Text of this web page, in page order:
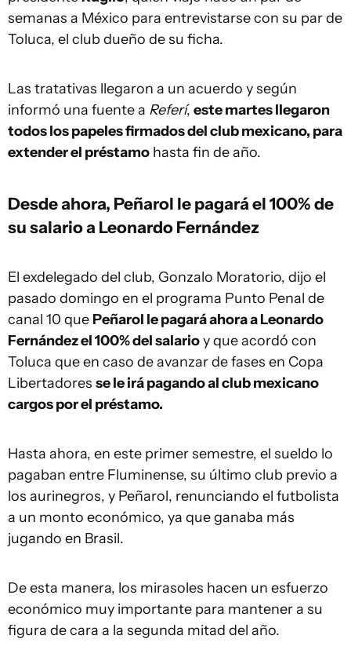
semanas a México para entrevistarse con su par de
Toluca, el club dueño de su ficha.
Las tratativas llegaron a un acuerdo y según
informó una fuente a Referí, este martes llegaron
todos los papeles firmados del club mexicano, para
extender el préstamo hasta fin de año.
Desde ahora, Peñarol le pagará el 100% de
su salario a Leonardo Fernández
El exdelegado del club, Gonzalo Moratorio, dijo el
pasado domingo en el programa Punto Penal de
canal 10 que Peñarol le pagará ahora a Leonardo
Fernández el 100% del salarioy que acordó con
Toluca que en caso de avanzar de fases en Copa
Libertadores se le irá pagando al club mexicano
cargos por el préstamo.
Hasta ahora, en este primer semestre, el sueldo lo
pagaban entre Fluminense, su último club previo a
los aurinegros, y Peñarol, renunciando el futbolista
a un monto económico, ya que ganaba más
jugando en Brasil.
De esta manera, los mirasoles hacen un esfuerzo
económico muy importante para mantener a su
figura de cara a la segunda mitad del año.